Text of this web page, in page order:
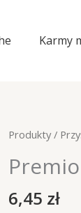
Karmy
Produkty/
6,45 zł